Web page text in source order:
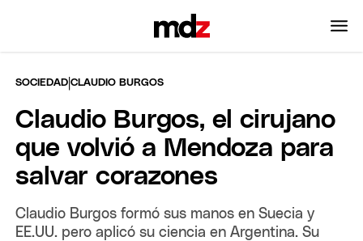
SOCIEDAD |CLAUDIO BURGOS
Claudio Burgos, el cirujano
que volvió a Mendoza para
salvar corazones
Claudio Burgos formó sus manos en Suecia y
EE.UU. pero aplicó su ciencia en Argentina. Su